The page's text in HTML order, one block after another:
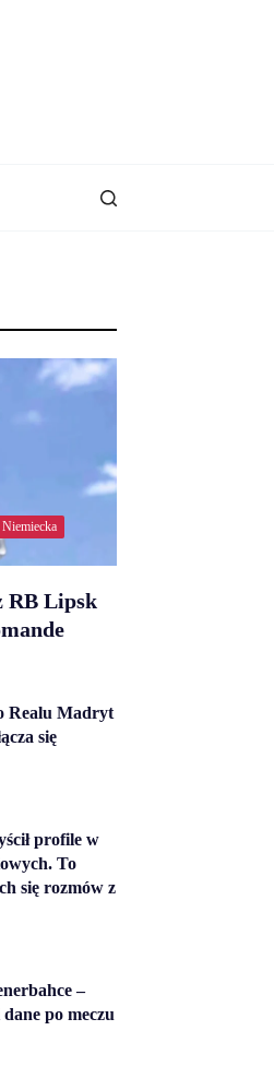
RB Lipsk
Realu Madryt
się
profile w
To
się rozmów z
–
po meczu